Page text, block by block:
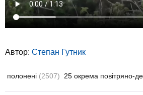
Автор: Степан Гутник
полонені (2507) 25 окрема повітряно-